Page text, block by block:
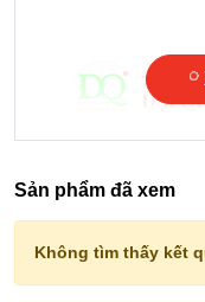
Sản phẩm đã xem
Không tìm thấy kết